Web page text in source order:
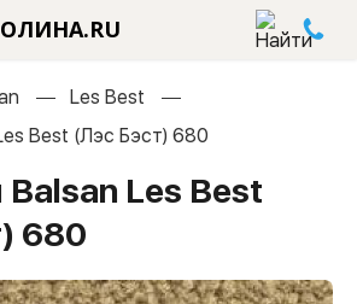
Les Best
Best (Лэс Бэст) 680
Les Best
680